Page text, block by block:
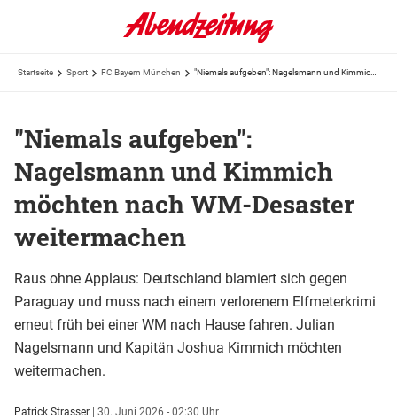
Startseite Sport FC Bayern München
"Niemals aufgeben":
Nagelsmann und Kimmich
möchten nach WM-Desaster
weitermachen
Raus ohne Applaus: Deutschland blamiert sich gegen
Paraguay und muss nach einem verlorenem Elfmeterkrimi
erneut früh bei einer WM nach Hause fahren. Julian
Nagelsmann und Kapitän Joshua Kimmich möchten
weitermachen.
Patrick Strasser | 30. Juni 2026 - 02:30 Uhr